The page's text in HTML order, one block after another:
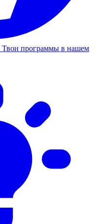
Твои программы в нашем